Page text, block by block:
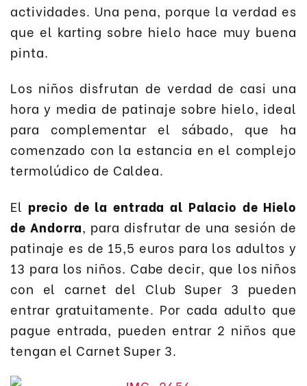
actividades. Una pena, porque la verdad es
que el karting sobre hielo hace muy buena
pinta.
Los niños disfrutan de verdad de casi una
hora y media de patinaje sobre hielo, ideal
para complementar el sábado, que ha
comenzado con la estancia en el complejo
termolúdico de Caldea.
El precio de la entrada al Palacio de Hielo
de Andorra, para disfrutar de una sesión de
patinaje es de 15,5 euros para los adultos y
13 para los niños. Cabe decir, que los niños
con el carnet del Club Super 3 pueden
entrar gratuitamente. Por cada adulto que
pague entrada, pueden entrar 2 niños que
tengan el Carnet Super 3.